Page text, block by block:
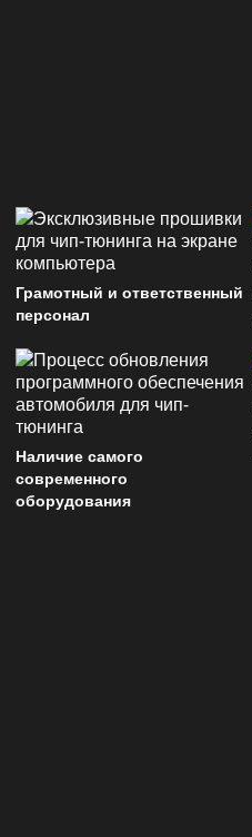
Грамотный и ответственный
персонал
Наличие самого
современного
оборудования